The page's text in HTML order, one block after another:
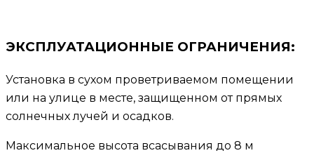
ЭКСПЛУАТАЦИОННЫЕ ОГРАНИЧЕНИЯ:
Установка в сухом проветриваемом помещении
или на улице в месте, защищенном от прямых
солнечных лучей и осадков.
Максимальное высота всасывания до 8 м